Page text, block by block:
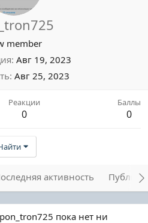
member
Авг 19, 2023
Авг 25, 2023
Реакции
0
Баллы
0
активность
пока нет ни